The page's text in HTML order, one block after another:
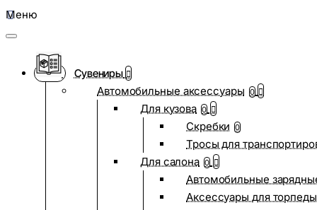
Меню
Сувениры
Автомобильные аксессуары 0
Для кузова 0
Скребки 0
Тросы для
Для салона 0
Автомобильные
Аксессуары для